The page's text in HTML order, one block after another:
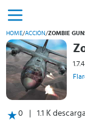
HOME/ACCIÓN/
1.7.4
0 1.1 K